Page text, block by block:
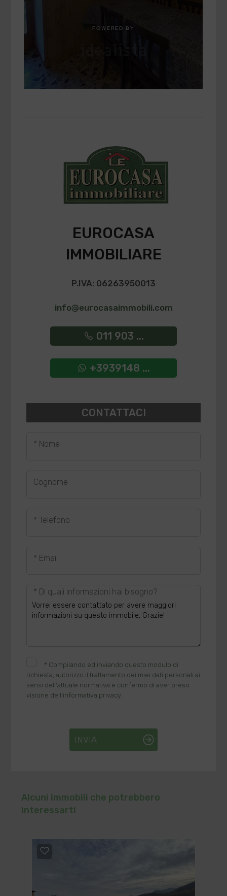
EUROCASA
IMMOBILIARE
P.IVA: 06263950013
info@eurocasaimmobili.com
011 903 ...
+3939148 ...
CONTATTACI
* Nome
Cognome
* Telefono
* Email
* Di quali informazioni hai bisogno?
* Compilando ed inviando questo modulo di
richiesta, autorizzo il trattamento dei miei dati personali ai
sensi dell'attuale normativa e confermo di aver preso
visione dell'informativa privacy.
INVIA
Alcuni immobili che potrebbero
interessarti